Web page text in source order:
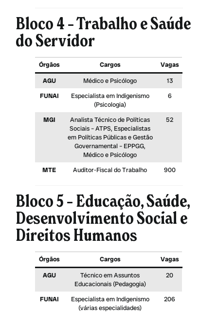
Bloco 4 – Trabalho e Saúde
do Servidor
Órgãos Cargos
Vagas
AGU
Médico e Psicólogo
13
FUNAI
Especialista em Indigenismo
(Psicologia)
6
MGI
Analista Técnico de Políticas
Sociais – ATPS, Especialistas
em Políticas Públicas e Gestão
Governamental – EPPGG,
Médico e Psicólogo
52
MTE Auditor-Fiscal do Trabalho 900
Bloco 5 – Educação, Saúde,
Desenvolvimento Social e
Direitos Humanos
Órgãos Cargos
Vagas
AGU
Técnico em Assuntos
Educacionais (Pedagogia)
20
FUNAI
Especialista em Indigenismo
(várias especialidades)
206